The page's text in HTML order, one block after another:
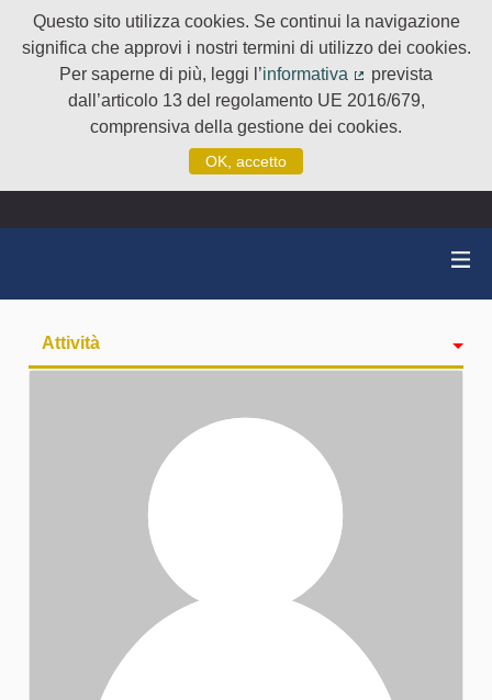
Questo sito utilizza cookies. Se continui la navigazione
significa che approvi i nostri termini di utilizzo dei cookies.
Per saperne di più, leggi l’informativa
(Collegamento
prevista
dall’articolo 13 del regolamento UE 2016/679,
comprensiva della gestione dei cookies.
OK, accetto
Attività